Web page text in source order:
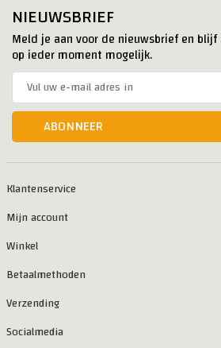
NIEUWSBRIEF
Meld je aan voor de nieuwsbrief en
op ieder moment mogelijk.
ABONNEER
Klantenservice
Mijn account
Winkel
Betaalmethoden
Verzending
Socialmedia